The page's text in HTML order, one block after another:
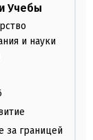
Учебы
и науки
за границей